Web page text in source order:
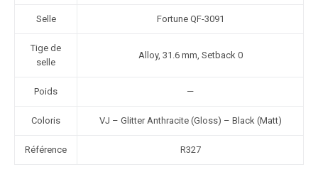
Selle Fortune QF-3091
Tige de
selle
Alloy, 31.6 mm, Setback 0
Poids —
Coloris VJ – Glitter Anthracite (Gloss) – Black (Matt)
Référence R327